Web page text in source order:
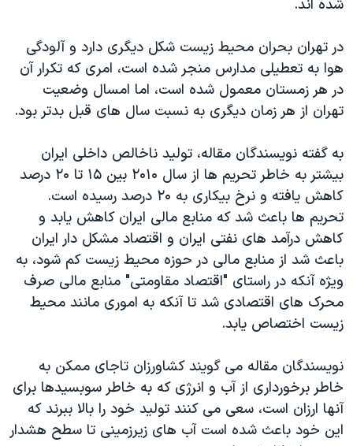
شده اند.
در تهران بحران محیط زیست شکل دیگری دارد و آلودگی
هوا به تعطیلی مدارس منجر شده است، امری که تکرار آن
در هر زمستان معمول شده است، اما امسال وضعیت
تهران از هر زمان دیگری به نسبت سال های قبل بدتر بود.
به گفته نویسندگان مقاله، تولید ناخالص داخلی ایران
بیشتر به خاطر تحریم ها از سال ۲۰۱۰ بین ۱۵ تا ۲۰ درصد
کاهش یافته و نرخ بیکاری به ۲۰ درصد رسیده است.
تحریم ها باعث شد که منابع مالی ایران کاهش یابد و
کاهش درآمد های نفتی ایران و اقتصاد مشکل دار ایران
باعث شد از منابع مالی در حوزه محیط زیست کم شود، به
ویژه آنکه در راستای "اقتصاد مقاومتی" منابع مالی صرف
محرک های اقتصادی شد تا آنکه به اموری مانند محیط
زیست اختصاص یابد.
نویسندگان مقاله می گویند کشاورزان تاجای ممکن به
خاطر برخورداری از آب و انرژی که به خاطر سوبسیدها برای
آنها ارزان است، سعی می کنند تولید خود را بالا ببرند که
این خود باعث شده است آب های زیرزمینی تا سطح هشدار